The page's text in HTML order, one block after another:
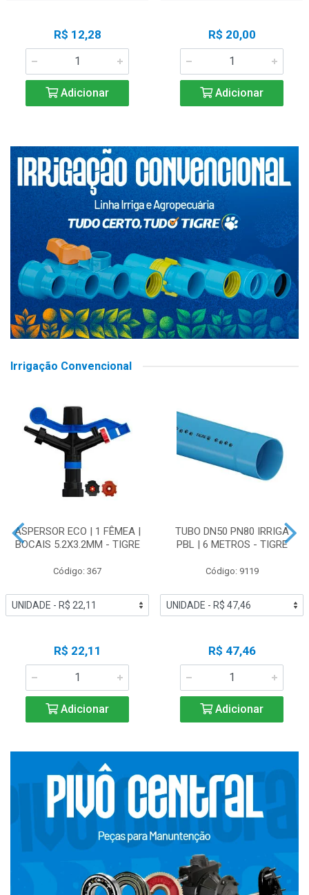
R$ 12,28
Adicionar
R$ 20,00
Adicionar
Irrigação Convencional
ASPERSOR ECO | 1 FÊMEA |
BOCAIS 5.2X3.2MM - TIGRE
Código: 367
R$ 22,11
Adicionar
TUBO DN50 PN80 IRRIGA
PBL | 6 METROS - TIGRE
Código: 9119
R$ 47,46
Adicionar